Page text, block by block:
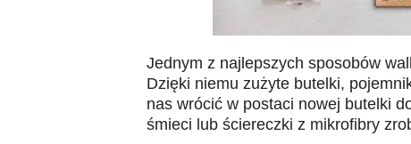
Jednym z najlepszych sposobów
Dzięki niemu zużyte butelki,
nas wrócić w postaci nowej butelki
śmieci lub ściereczki z mikrofibry